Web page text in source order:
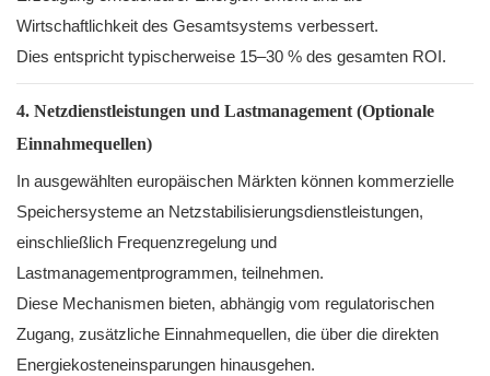
Wirtschaftlichkeit des Gesamtsystems verbessert.
Dies entspricht typischerweise 15–30 % des gesamten ROI.
4. Netzdienstleistungen und Lastmanagement (Optionale
Einnahmequellen)
In ausgewählten europäischen Märkten können kommerzielle
Speichersysteme an Netzstabilisierungsdienstleistungen,
einschließlich Frequenzregelung und
Lastmanagementprogrammen, teilnehmen.
Diese Mechanismen bieten, abhängig vom regulatorischen
Zugang, zusätzliche Einnahmequellen, die über die direkten
Energiekosteneinsparungen hinausgehen.